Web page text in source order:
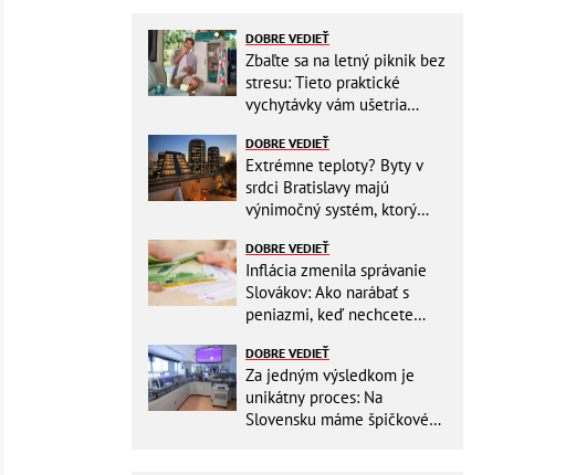
DOBRE VEDIEŤ
Zbaľte sa na letný piknik bez
stresu: Tieto praktické
vychytávky vám ušetria
DOBRE VEDIEŤ
Extrémne teploty? Byty v
srdci Bratislavy majú
výnimočný systém, ktorý
DOBRE VEDIEŤ
Inflácia zmenila správanie
Slovákov: Ako narábať s
peniazmi, keď nechcete
DOBRE VEDIEŤ
Za jedným výsledkom je
unikátny proces: Na
Slovensku máme špičkové